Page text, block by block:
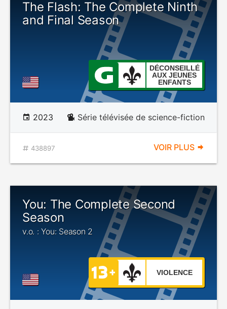
The Flash: The Complete Ninth
and Final Season
DÉCONSEILLÉ
AUX JEUNES
ENFANTS
2023 Série télévisée de science-fiction
438897 VOIR PLUS
You: The Complete Second
Season
v.o. : You: Season 2
VIOLENCE